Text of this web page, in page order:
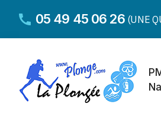
05 49 45 06 26 (UNE